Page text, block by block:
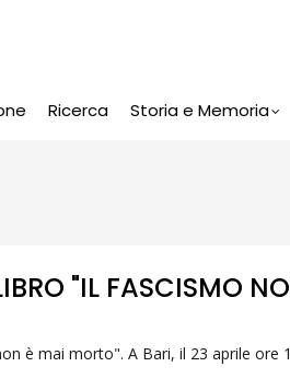
Ricerca Storia e Memoria
"IL FASCISMO
è mai morto". A Bari, il 23 aprile ore